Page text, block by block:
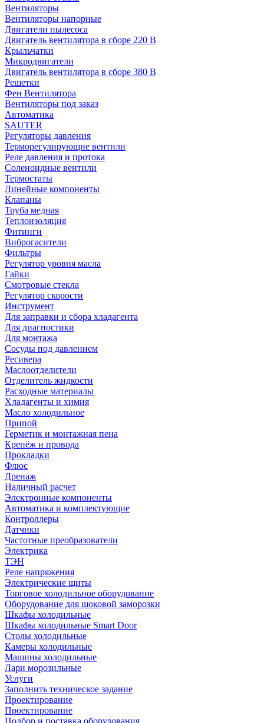
Вентиляторы
Вентиляторы напорные
Двигатели пылесоса
Двигатель вентилятора в сборе 220 В
Крыльчатки
Микродвигатели
Двигатель вентилятора в сборе 380 В
Решетки
Фен Вентилятора
Вентиляторы под заказ
Автоматика
SAUTER
Регуляторы давления
Терморегулирующие вентили
Реле давления и протока
Соленоидные вентили
Термостаты
Линейные компоненты
Клапаны
Труба медная
Теплоизоляция
Фитинги
Виброгасители
Фильтры
Регулятор уровня масла
Гайки
Смотровые стекла
Регулятор скорости
Инструмент
Для заправки и сбора хладагента
Для диагностики
Для монтажа
Сосуды под давлением
Ресивера
Маслоотделители
Отделитель жидкости
Расходные материалы
Хладагенты и химия
Масло холодильное
Припой
Герметик и монтажная пена
Крепёж и провода
Прокладки
Флюс
Дренаж
Наличный расчет
Электронные компоненты
Автоматика и комплектующие
Контроллеры
Датчики
Частотные преобразователи
Электрика
ТЭН
Реле напряжения
Электрические щиты
Торговое холодильное оборудование
Оборудование для шоковой заморозки
Шкафы холодильные
Шкафы холодильные Smart Door
Столы холодильные
Камеры холодильные
Машины холодильные
Лари морозильные
Услуги
Заполнить техническое задание
Проектирование
Проектирование
Подбор и поставка оборудования